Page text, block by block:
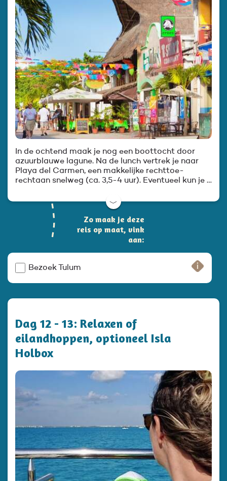
In de ochtend maak je nog een boottocht door
azuurblauwe lagune. Na de lunch vertrek je naar
Playa del Carmen, een makkelijke rechttoe-
rechtaan snelweg (ca. 3,5-4 uur). Eventueel kun je …
﹀
Zo maak je deze
reis op maat, vink
aan:
Bezoek Tulum
Dag 12 - 13: Relaxen of
eilandhoppen, optioneel Isla
Holbox